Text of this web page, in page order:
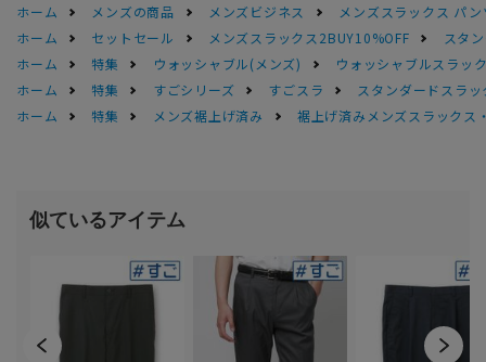
ホーム メンズの商品 メンズビジネス
メンズスラックス パン
ホーム
セットセール メンズスラックス2BUY10%OFF
スタ
ホーム
特集 ウォッシャブル(メンズ)
ウォッシャブルスラッ
ホーム
特集 すごシリーズ すごスラ
スタンダードスラ
ホーム
特集 メンズ裾上げ済み 裾上げ済みメンズスラックス